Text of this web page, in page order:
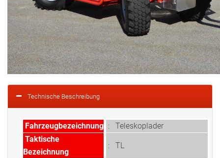
Technische Beschreibung
Fahrzeugbezeichnung : Teleskoplader
Taktische
Bezeichnung
: TL